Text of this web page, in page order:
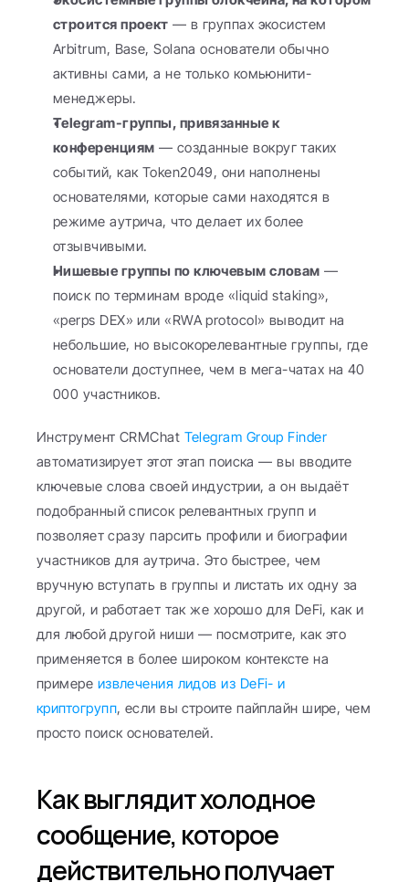
строится проект — в группах экосистем
Arbitrum, Base, Solana основатели обычно
активны сами, а не только комьюнити-
менеджеры.
Telegram-группы, привязанные к
конференциям — созданные вокруг таких
событий, как Token2049, они наполнены
основателями, которые сами находятся в
режиме аутрича, что делает их более
отзывчивыми.
Нишевые группы по ключевым словам —
поиск по терминам вроде «liquid staking»,
«perps DEX» или «RWA protocol» выводит на
небольшие, но высокорелевантные группы, где
основатели доступнее, чем в мега-чатах на 40
000 участников.
Инструмент CRMChat Telegram Group Finder
автоматизирует этот этап поиска — вы вводите
ключевые слова своей индустрии, а он выдаёт
подобранный список релевантных групп и
позволяет сразу парсить профили и биографии
участников для аутрича. Это быстрее, чем
вручную вступать в группы и листать их одну за
другой, и работает так же хорошо для DeFi, как и
для любой другой ниши — посмотрите, как это
применяется в более широком контексте на
примере извлечения лидов из DeFi- и
криптогрупп, если вы строите пайплайн шире, чем
просто поиск основателей.
Как выглядит холодное
сообщение, которое
действительно получает